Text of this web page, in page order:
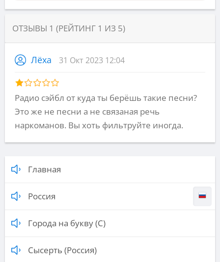
ОТЗЫВЫ 1 (РЕЙТИНГ 1 ИЗ 5)
Лёха 31 Окт 2023 12:04
Радио сэйбл от куда ты берёшь такие песни?
Это же не песни а не связаная речь
наркоманов. Вы хоть фильтруйте иногда.
Главная
Россия
Города на букву (С)
Сысерть (Россия)